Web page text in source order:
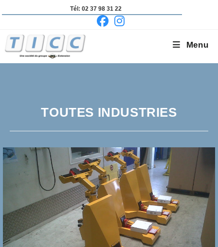
to
Tél: 02 37 98 31 22
Menu
TOUTES INDUSTRIES